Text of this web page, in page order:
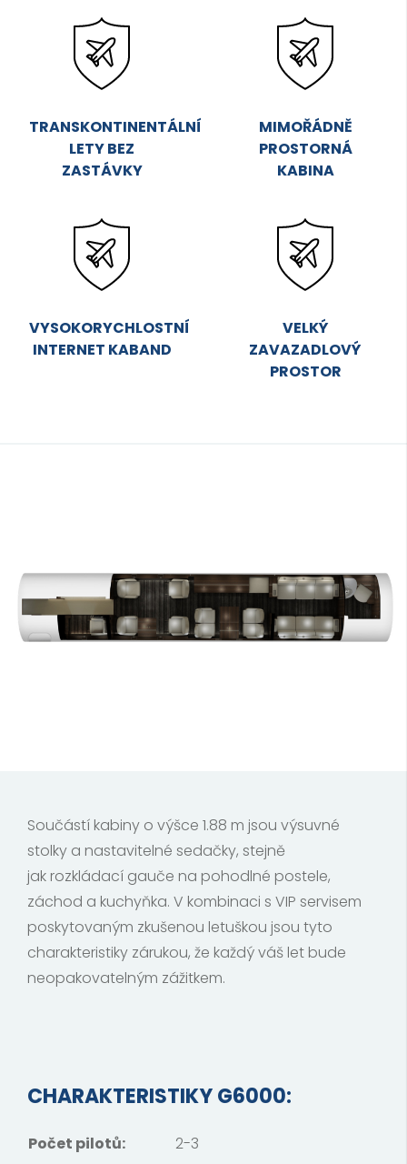
TRANSKONTINENTÁLNÍ
LETY BEZ
ZASTÁVKY
MIMOŘÁDNĚ
PROSTORNÁ
KABINA
VYSOKORYCHLOSTNÍ
INTERNET KABAND
VELKÝ
ZAVAZADLOVÝ
PROSTOR
Součástí kabiny o výšce 1.88 m jsou výsuvné
stolky a nastavitelné sedačky, stejně
jak rozkládací gauče na pohodlné postele,
záchod a kuchyňka. V kombinaci s VIP servisem
poskytovaným zkušenou letuškou jsou tyto
charakteristiky zárukou, že každý váš let bude
neopakovatelným zážitkem.
CHARAKTERISTIKY G6000:
Počet pilotů:
2-3